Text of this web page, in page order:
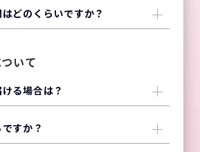
どのくらいですか？
いて
る場合は？
すか？